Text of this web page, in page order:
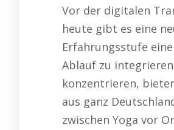
Vor der digitalen
heute gibt es eine
Erfahrungsstufe
Ablauf zu
konzentrieren,
aus ganz
zwischen Yoga vor